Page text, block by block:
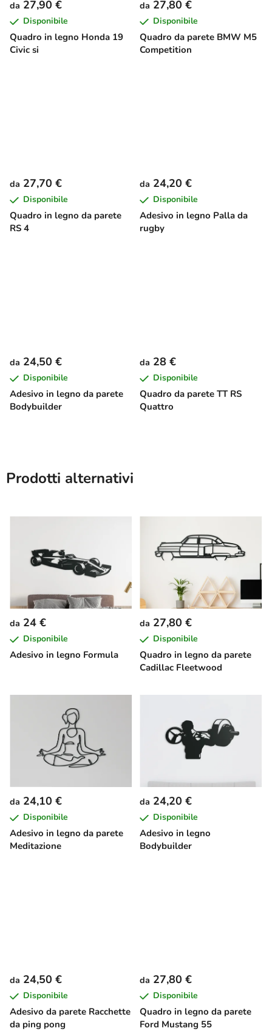
Quadro in legno Honda 19
Civic si
da 27,90 €
Disponibile
Quadro da parete BMW M5
Competition
da 27,80 €
Disponibile
Quadro in legno da parete
RS 4
da 27,70 €
Disponibile
Adesivo in legno Palla da
rugby
da 24,20 €
Disponibile
Adesivo in legno da parete
Bodybuilder
da 24,50 €
Disponibile
Quadro da parete TT RS
Quattro
da 28 €
Disponibile
Prodotti alternativi
Adesivo in legno Formula
da 24 €
Disponibile
Quadro in legno da parete
Cadillac Fleetwood
da 27,80 €
Disponibile
Adesivo in legno da parete
Meditazione
da 24,10 €
Disponibile
Adesivo in legno
Bodybuilder
da 24,20 €
Disponibile
Adesivo da parete Racchette
da ping pong
da 24,50 €
Disponibile
Quadro in legno da parete
Ford Mustang 55
da 27,80 €
Disponibile